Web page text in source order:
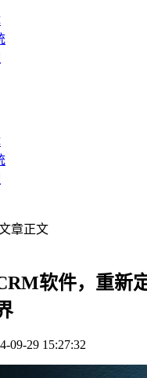
章正文
软件，重新
09-29 15:27:32